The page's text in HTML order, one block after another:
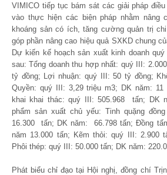
VIMICO tiếp tục bám sát các giải pháp
vào thực hiện các biện pháp nhằm nâng
khoáng sản có ích, tăng cường quản trị
góp phần nâng cao hiệu quả SXKD chung
Dự kiến kế hoạch sản xuất kinh doanh
sau: Tổng doanh thu hợp nhất: quý III:
tỷ đồng; Lợi nhuận: quý III: 50 tỷ đồng;
Quyền: quý III: 3,29 triệu m3; DK năm: 11
khai khai thác: quý III: 505.968 tấn; DK
phẩm sản xuất chủ yếu: Tinh quặng
16.300 tấn; DK năm: 66.798 tấn; Đồng
năm 13.000 tấn; Kẽm thỏi: quý III: 2.900
Phôi thép: quý III: 50.000 tấn; DK năm:
Phát biểu chỉ đạo tại Hội nghị, đồng chí